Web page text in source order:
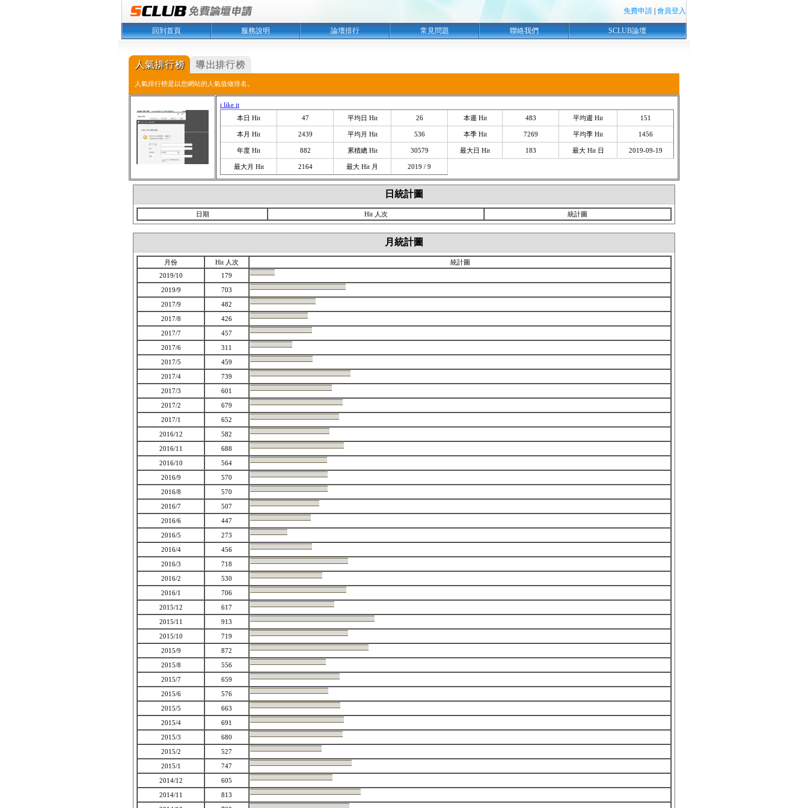
免費申請 會員登入
回到首頁 服務說明 論壇排行 常見問題 聯絡我們 SCLUB論壇
人氣排行榜是以您網站的人氣值做排名。
i like it
本日 Hit
47 平均日 Hit 26 本週 Hit 483 平均週 Hit 151
本月 Hit 2439 平均月 Hit 536 本季 Hit 7269 平均季 Hit 1456
年度 Hit 882 累積總 Hit 30579 最大日 Hit 183 最大 Hit 日 2019-09-19
最大月 Hit 2164 最大 Hit 月 2019 / 9
日統計圖
日期 Hit 人次 統計圖
月統計圖
月份 Hit 人次
統計圖
2019/10
179
2019/9
703
2017/9
482
2017/8
426
2017/7
457
2017/6
311
2017/5
459
2017/4
739
2017/3
601
2017/2
679
2017/1
652
2016/12
582
2016/11
688
2016/10
564
2016/9
570
2016/8
570
2016/7
507
2016/6
447
2016/5
273
2016/4
456
2016/3
718
2016/2
530
2016/1
706
2015/12
617
2015/11
913
2015/10
719
2015/9
872
2015/8
556
2015/7
659
2015/6
576
2015/5
663
2015/4
691
2015/3
680
2015/2
527
2015/1
747
2014/12
605
2014/11
813